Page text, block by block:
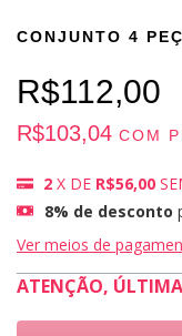
CONJUNTO 4
R$112,00
R$103,04 COM
2 X DE R$56,00
8% de desconto
Ver meios de
ATENÇÃO,